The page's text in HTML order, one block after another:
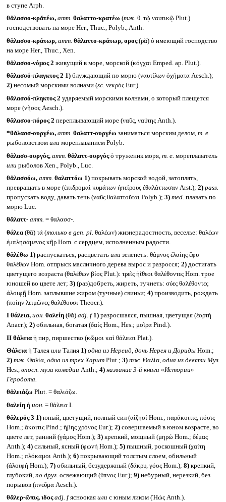
в ступе Arph.
θᾰλασσο-κρᾰτέω, атт. θαλαττο-κρατέω (тж. θ. τῷ ναυτικῷ Plut.)
господствовать на море Her., Thuc., Polyb., Anth.
θᾰλασσο-κράτωρ, атт. θᾰλαττο-κράτωρ, ορος(ρᾰ) ὁ имеющий господство
на море Her., Thuc., Xen.
θᾰλασσο-νόμος 2 живущий в море, морской (κόγχαι Emped. ap. Plut.).
θᾰλασσό-πλαγκτος 2 1)блуждающий по морю (ναυτίλων ὀχήματα Aesch.);
2)несомый морскими волнами (sc. νεκρός Eur.).
θᾰλασσό-πληκτος 2 ударяемый морскими волнами, о который плещется
море (νῆσος Aesch.).
θᾰλασσο-πόρος 2 переплывающий море (ναῦς, ναύτης Anth.).
*θᾰλασσ-ουργέω, атт. θαλαττ-ουργέω заниматься морским делом,т. е.
рыболовством или мореплаванием Polyb.
θᾰλασσ-ουργός, атт. θᾰλαττ-ουργόςὁ труженик моря, т. е. мореплаватель
или рыболов Xen., Polyb., Luc.
θᾰλασσόω, атт. θαλαττόω 1)покрывать морской водой, затоплять,
превращать в море (ἐπιδρομαὶ κυμάτων ἠπείρους ἐθαλάττωσαν Arst.); 2) pass.
пропускать воду, давать течь (ναῦς θαλαττοῦται Polyb.); 3) med. плавать по
морю Luc.
θᾰλαττ- атт. = θαλασσ-.
θάλεα(θᾰ) τά (только в gen. pl. θαλέων) жизнерадостность, веселье: θαλέων
ἐμπλησάμενος κῆρ Hom. с сердцем, исполненным радости.
θᾰλέθω 1)распускаться, расцветать или зеленеть: θάμνος ἐλαίης ἔφυ
θαλέθων Hom. отпрыск масличного дерева вырос и разросся; 2)достигать
цветущего возраста (θαλέθων βίος Plut.): τρεῖς ἠΐθεοι θαλέθοντες Hom. трое
юношей во цвете лет; 3)(раз)добреть, жиреть, тучнеть: σύες θαλέθοντες
ἀλοιφῇ Hom. заплывшие жиром (тучные) свиньи; 4)производить, рождать
(ποίην λειμῶνες θαλέθουσι Theocr.).
I θάλεια, ион. θαλείη(θᾰ) adj. f 1)разросшаяся, пышная, цветущая (ἑορτή
Anacr.); 2)обильная, богатая (δαίς Hom., Hes.; μοῖρα Pind.).
II θάλεια ἡ пир, пиршество (κῶμοι καὶ θάλειαι Plat.).
Θάλεια ἡ Талея или Талия 1) одна из Нереид, дочь Нерея и ДоридыHom.;
2) тж. Θαλία, одна из трех ХаритPlut.; 3) тж. Θαλία, одна из девяти Муз
Hes., впосл. муза комедии Anth.; 4) название 3-й книги «Истории»
Геродота.
θᾰλειάζω Plut. = θαλιάζω.
θαλείη ἡ ион. = θάλεια I.
θᾰλερός 3 1)юный, цветущий, полный сил (αἰζηοί Hom.; παράκοιτις, πόσις
Hom.; ἄκοιτις Pind.; ἥβης χρόνος Eur.); 2)совершаемый в юном возрасте, во
цвете лет, ранний (γάμος Hom.); 3)крепкий, мощный (μηρώ Hom.; δέμας
Anth.); 4)сильный, ясный (φωνή Hom.); 5)пышный, роскошный (χαίτη
Hom.; πλόκαμοι Anth.); 6)покрывающий толстым слоем, обильный
(ἀλοιφή Hom.); 7)обильный, безудержный (δάκρυ, γόος Hom.); 8)крепкий,
глубокий,по друг. освежающий (ὕπνος Eur.); 9)небурный, нерезкий, без
порывов (πνεῦμα Aesch.).
θᾰλερ-ῶπις, ιδοςadj. fясноокая или с юным ликом (Ἠώς Anth.).